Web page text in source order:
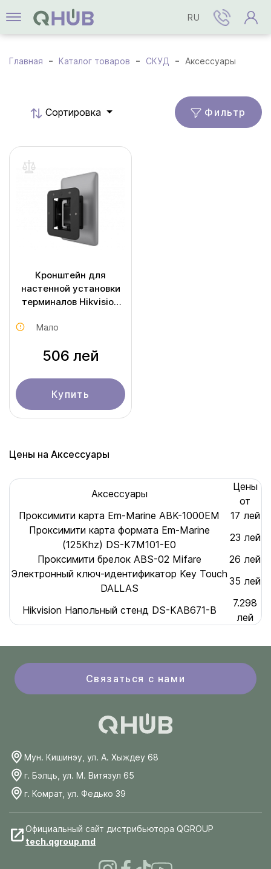
RU
Главная Каталог товаров СКУД Аксессуары
Cортировка Фильтр
Кронштейн для
настенной установки
терминалов Hikvision
Мало
506 лей
Купить
Цены на Аксессуары
Аксессуары
Цены
от
Проксимити карта Em-Marine ABK-1000EM
17 лей
Проксимити карта формата Em-Marine
(125Khz) DS-K7M101-E0
23 лей
Проксимити брелок ABS-02 Mifare
26 лей
Электронный ключ-идентификатор Key Touch
DALLAS
35 лей
Hikvision Напольный стенд DS-KAB671-B
7.298
лей
Связаться с нами
Мун. Кишинэу, ул. А. Хыждеу 68
г. Бэлць, ул. М. Витязул 65
г. Комрат, ул. Федько 39
Официальный сайт дистрибьютора QGROUP
tech.qgroup.md